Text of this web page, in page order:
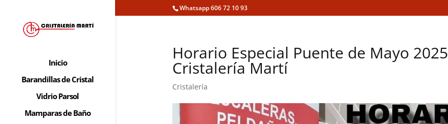
Whatsapp 606 72 10 93
Inicio
Barandillas de Cristal
Vidrio Parsol
Mamparas de Baño
Horario Especial Puente de Mayo 2025
Cristalería Martí
Cristalería